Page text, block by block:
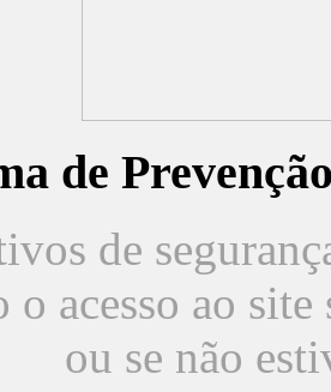
de
de
o acesso ao
ou se não